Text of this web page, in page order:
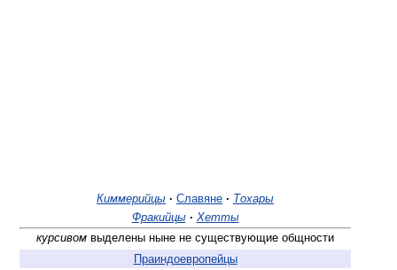
Киммерийцы · Славяне · Тохары
Фракийцы· Хетты
курсивом выделены ныне не существующие общности
Праиндоевропейцы